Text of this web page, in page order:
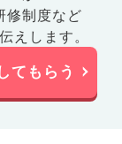
修制度など
えします。
てもらう